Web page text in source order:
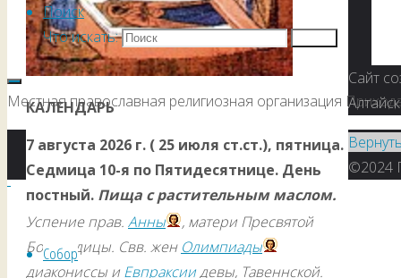
Поиск
Что искать:
Местная православная религиозная организация
Собор
КАЛЕНДАРЬ
7 августа 2026 г. ( 25 июля ст.ст.), пятница.
Седмица 10-я по Пятидесятнице. День
постный. Пища с растительным маслом.
Успение прав. Анны
, матери Пресвятой
Богородицы. Свв. жен Олимпиады
диакониссы и Евпраксиидевы, Тавеннской.
Сайт
©2024